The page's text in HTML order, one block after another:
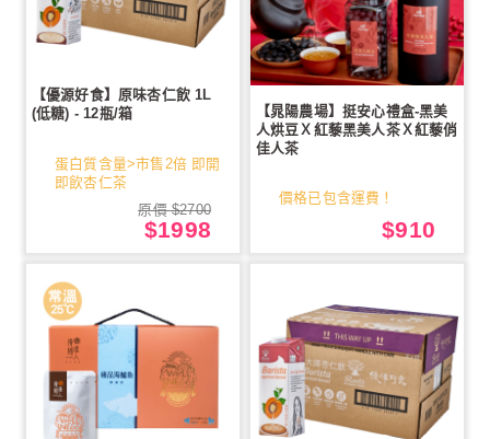
【優源好食】原味杏仁飲 1L
(低糖) - 12瓶/箱
蛋白質含量>市售2倍 即開
即飲杏仁茶
原價 $2700
$1998
【晁陽農場】挺安心禮盒-黑美
人烘豆Ｘ紅藜黑美人茶Ｘ紅藜俏
佳人茶
價格已包含運費！
$910